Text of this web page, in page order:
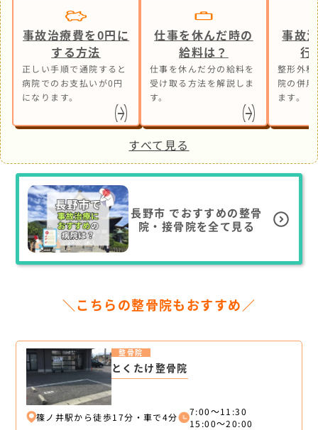
事故治療費を0円に
する方法
正しい手順で通院すると
病院でのお支払いが0円
になります。
仕事を休んだ時の
給料は？
仕事を休んだ分の給料を
受け取る方法を解説しま
す。
事故
行
整形外
院の併
ます。
すべて見る
長野市 でおすすめの整骨
院・接骨院を全て見る
＼こちらの整骨院もおすすめ／
とくたけ整骨院
整骨院
篠ノ井駅から徒歩17分・車で4分
7:00～11:30
15:00～20:00